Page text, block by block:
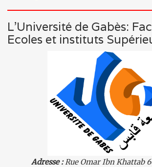
L'Université de Gabès:
Ecoles et instituts
Adresse :Rue Omar Ibn Khattab